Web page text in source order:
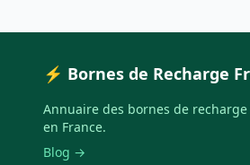
⚡ Bornes de Recharge
Annuaire des bornes de
en France.
Blog →